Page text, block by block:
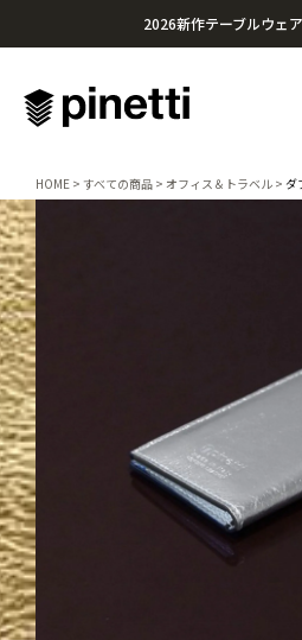
2026新作テーブルウェ
¥20,000円以上のお買い
HOME すべての商品 オフィス＆トラベル ダ